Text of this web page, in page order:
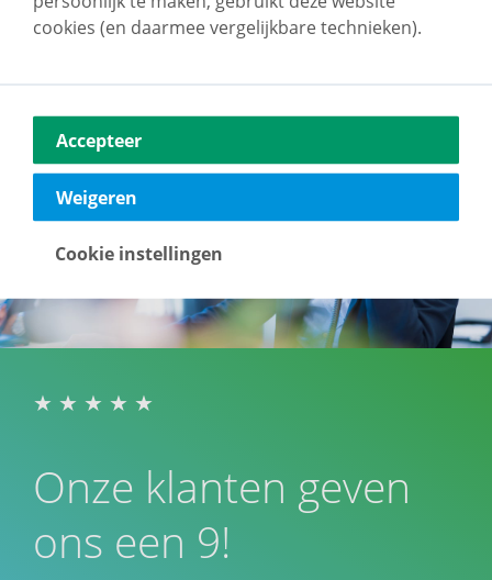
Onze klanten geven
ons een 9!
cookies (en daarmee vergelijkbare technieken).
Accepteer
Weigeren
Cookie instellingen